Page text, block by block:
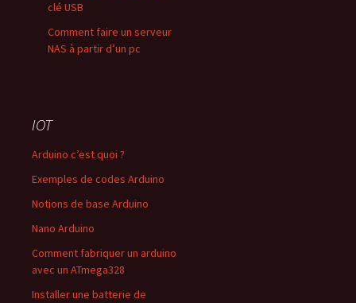
clé USB
Comment faire un serveur
NAS à partir d’un pc
IOT
Arduino c’est quoi ?
Exemples de codes Arduino
Notions de base Arduino
Nano Arduino
Comment fabriquer un arduino
avec un ATmega328
Installer une batterie de